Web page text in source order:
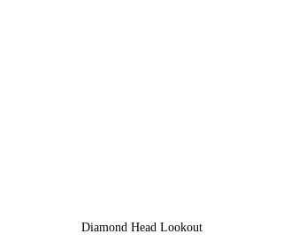
Diamond Head Lookout